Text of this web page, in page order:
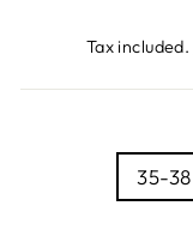
Tax included.
35-38